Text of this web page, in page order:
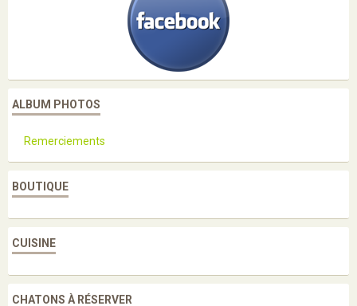
ALBUM PHOTOS
Remerciements
BOUTIQUE
CUISINE
CHATONS À RÉSERVER